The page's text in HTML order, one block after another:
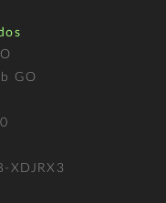
GO
XDJRX3